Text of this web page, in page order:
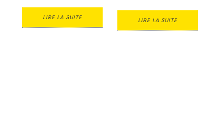
LIRE LA SUITE LIRE LA SUITE